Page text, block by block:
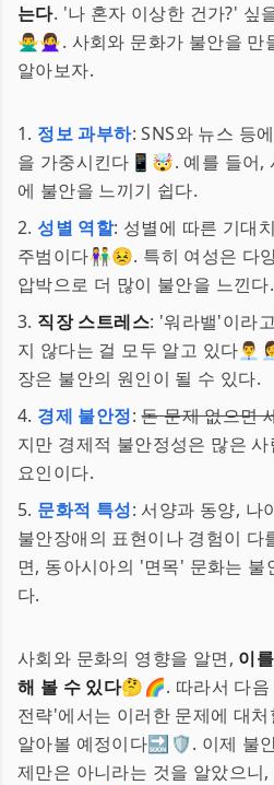
는다. '나 혼자 이상한 건가?' 싶
🙅‍♂️🙅‍♀️. 사회와 문화가 불안을
알아보자.
1. 정보 과부하: SNS와 뉴스 등
을 가중시킨다📱🤯. 예를 들어,
에 불안을 느끼기 쉽다.
2. 성별 역할: 성별에 따른 기대
주범이다👫😣. 특히 여성은 다
압박으로 더 많이 불안을 느낀다.
3. 직장 스트레스: '워라밸'이라
지 않다는 걸 모두 알고 있다
장은 불안의 원인이 될 수 있다.
4. 경제 불안정:돈 문제 없으면
지만 경제적 불안정성은 많은
요인이다.
5. 문화적 특성: 서양과 동양, 나
불안장애의 표현이나 경험이
면, 동아시아의 '면목' 문화는 불
다.
사회와 문화의 영향을 알면, 이
해 볼 수 있다🤔🌈. 따라서 다음
전략'에서는 이러한 문제에 대
알아볼 예정이다🔜🛡. 이제 불
제만은 아니라는 것을 알았으니